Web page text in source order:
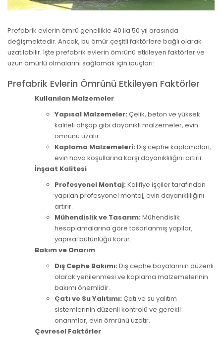
Prefabrik evlerin ömrü genellikle 40 ila 50 yıl arasında
değişmektedir. Ancak, bu ömür çeşitli faktörlere bağlı olarak
uzatılabilir. İşte prefabrik evlerin ömrünü etkileyen faktörler ve
uzun ömürlü olmalarını sağlamak için ipuçları:
Prefabrik Evlerin Ömrünü Etkileyen Faktörler
Kullanılan Malzemeler
Yapısal Malzemeler: Çelik, beton ve yüksek
kaliteli ahşap gibi dayanıklı malzemeler, evin
ömrünü uzatır.
Kaplama Malzemeleri: Dış cephe kaplamaları,
evin hava koşullarına karşı dayanıklılığını artırır.
İnşaat Kalitesi
Profesyonel Montaj: Kalifiye işçiler tarafından
yapılan profesyonel montaj, evin dayanıklılığını
artırır.
Mühendislik ve Tasarım: Mühendislik
hesaplamalarına göre tasarlanmış yapılar,
yapısal bütünlüğü korur.
Bakım ve Onarım
Dış Cephe Bakımı: Dış cephe boyalarının düzenli
olarak yenilenmesi ve kaplama malzemelerinin
bakımı önemlidir.
Çatı ve Su Yalıtımı: Çatı ve su yalıtım
sistemlerinin düzenli kontrolü ve gerekli
onarımlar, evin ömrünü uzatır.
Çevresel Faktörler